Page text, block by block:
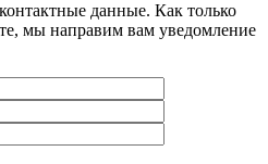
данные. Как только
мы направим вам уведомление